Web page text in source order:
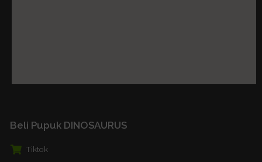
Beli Pupuk DINOSAURUS
Tiktok